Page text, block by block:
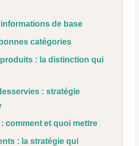
de base
catégories
: la distinction qui
: stratégie
comment et quoi mettre
: la stratégie qui